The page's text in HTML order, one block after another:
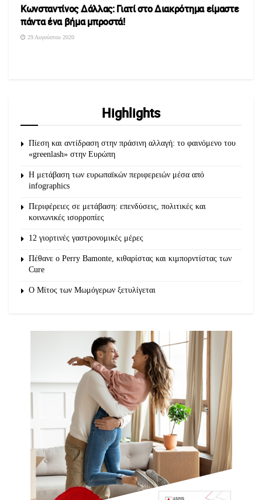
Κωνσταντίνος Δάλλας: Γιατί στο Διακρότημα είμαστε
πάντα ένα βήμα μπροστά!
29 Αυγούστου 2020
Highlights
Πίεση και αντίδραση στην πράσινη αλλαγή: το φαινόμενο του
«greenlash» στην Ευρώπη
Η μετάβαση των ευρωπαϊκών περιφερειών μέσα από
infographics
Περιφέρειες σε μετάβαση: επενδύσεις, πολιτικές και
κοινωνικές ισορροπίες
12 γιορτινές γαστρονομικές μέρες
Πέθανε ο Perry Bamonte, κιθαρίστας και κιμπορντίστας των
Cure
O Μίτος των Μωμόγερων ξετυλίγεται